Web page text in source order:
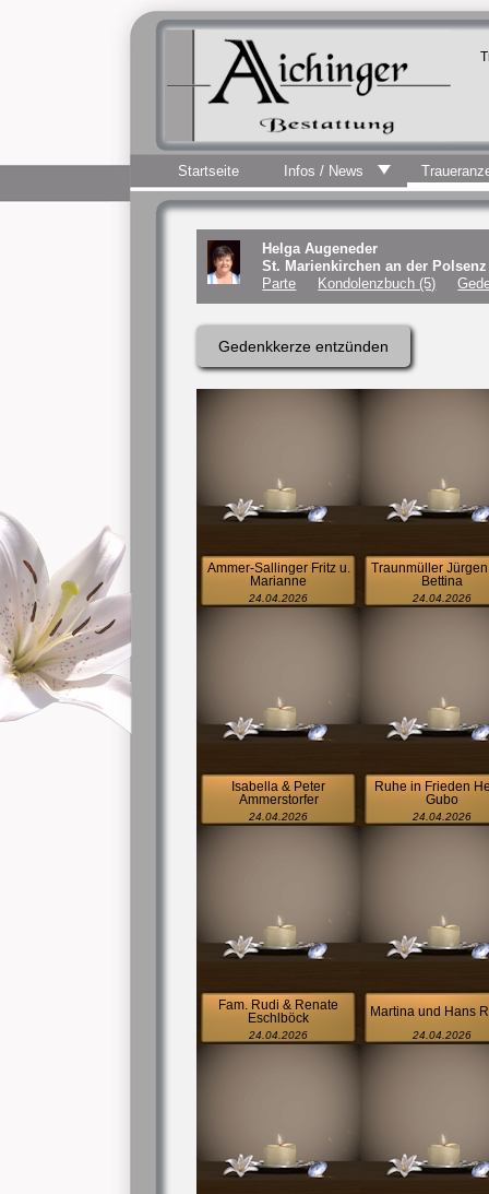
Startseite Infos / News
Helga Augeneder
St. Marienkirchen an der
Parte
Kondolenzbuch (5)
Gedenkkerze entzünden
Ammer-Sallinger Fritz u.
Marianne
24.04.2026
Traunmüller
Bettina
24.04.2026
Isabella & Peter
Ammerstorfer
24.04.2026
Ruhe in Frieden
Gubo
24.04.2026
Fam. Rudi & Renate
Eschlböck
24.04.2026
Martina und Hans
24.04.2026